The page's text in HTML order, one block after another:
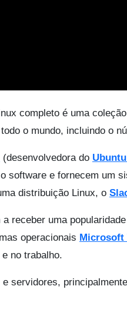
completo é uma
o mundo, incluindo o
(desenvolvedora do
software e fornecem um
distribuição Linux, o
receber uma
operacionais Microsoft
no trabalho.
servidores,